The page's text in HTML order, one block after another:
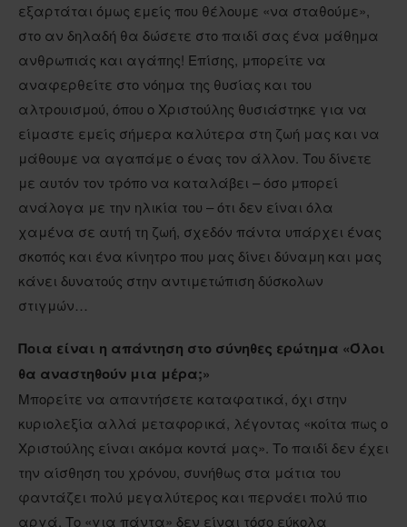
εξαρτάται όμως εμείς που θέλουμε «να σταθούμε»,
στο αν δηλαδή θα δώσετε στο παιδί σας ένα μάθημα
ανθρωπιάς και αγάπης! Επίσης, μπορείτε να
αναφερθείτε στο νόημα της θυσίας και του
αλτρουισμού, όπου ο Χριστούλης θυσιάστηκε για να
είμαστε εμείς σήμερα καλύτερα στη ζωή μας και να
μάθουμε να αγαπάμε ο ένας τον άλλον. Του δίνετε
με αυτόν τον τρόπο να καταλάβει – όσο μπορεί
ανάλογα με την ηλικία του – ότι δεν είναι όλα
χαμένα σε αυτή τη ζωή, σχεδόν πάντα υπάρχει ένας
σκοπός και ένα κίνητρο που μας δίνει δύναμη και μας
κάνει δυνατούς στην αντιμετώπιση δύσκολων
στιγμών…
Ποια είναι η απάντηση στο σύνηθες ερώτημα «Όλοι
θα αναστηθούν μια μέρα;»
Μπορείτε να απαντήσετε καταφατικά, όχι στην
κυριολεξία αλλά μεταφορικά, λέγοντας «κοίτα πως ο
Χριστούλης είναι ακόμα κοντά μας». Το παιδί δεν έχει
την αίσθηση του χρόνου, συνήθως στα μάτια του
φαντάζει πολύ μεγαλύτερος και περνάει πολύ πιο
αργά. Το «για πάντα» δεν είναι τόσο εύκολα